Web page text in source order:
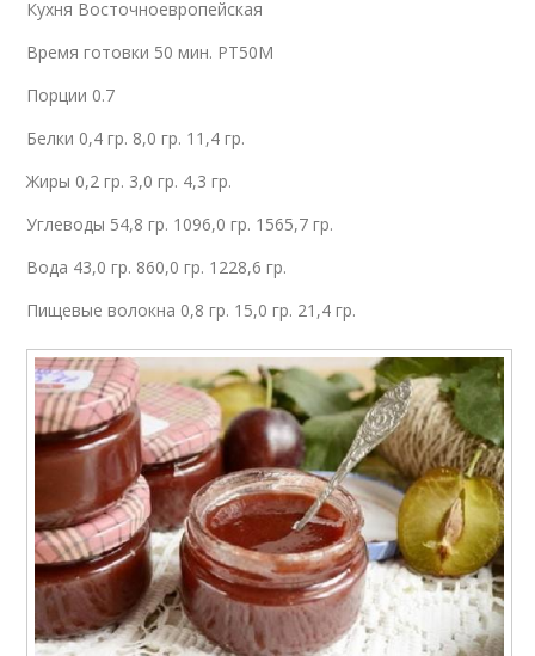
Кухня Восточноевропейская
Время готовки 50 мин. PT50M
Порции 0.7
Белки 0,4 гр. 8,0 гр. 11,4 гр.
Жиры 0,2 гр. 3,0 гр. 4,3 гр.
Углеводы 54,8 гр. 1096,0 гр. 1565,7 гр.
Вода 43,0 гр. 860,0 гр. 1228,6 гр.
Пищевые волокна 0,8 гр. 15,0 гр. 21,4 гр.